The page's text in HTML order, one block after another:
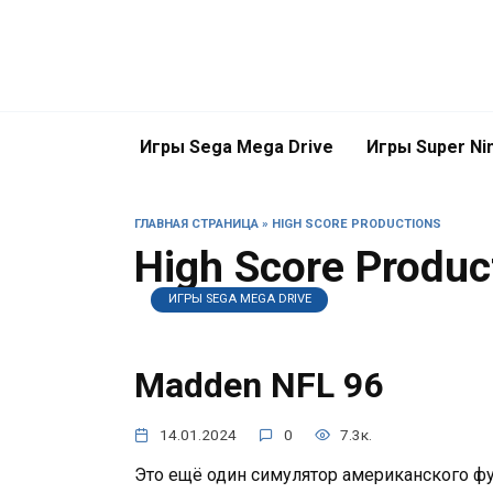
Игры Sega Mega Drive Игры Super
ГЛАВНАЯ СТРАНИЦА » HIGH SCORE PRODUCTIONS
High Score
ИГРЫ SEGA MEGA DRIVE
Madden NFL 96
14.01.2024 0 7.3к.
Это ещё один симулятор американского